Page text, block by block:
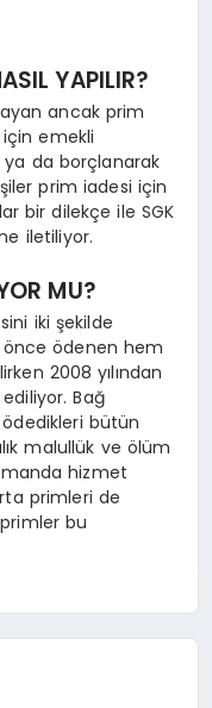
YAPILIR?
ancak prim
emekli
da borçlanarak
prim iadesi için
bir dilekçe ile SGK
iletiliyor.
MU?
iki şekilde
önce ödenen hem
2008 yılından
Bağ
bütün
malullük ve ölüm
hizmet
primleri de
bu